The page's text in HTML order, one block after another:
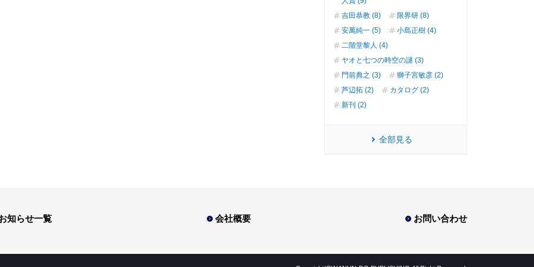
吉田恭教 (8)
限界研 (8)
安萬純一 (5)
小島正樹 (4)
二階堂黎人 (4)
ヤオと七つの時空の謎 (3)
門前典之 (3)
獅子宮敏彦 (2)
芦辺拓 (2)
カタログ (2)
新刊 (2)
全部見る
知らせ一覧 会社概要 お問い合わせ